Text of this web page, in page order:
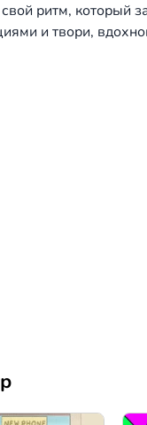
ритм, который
и твори,